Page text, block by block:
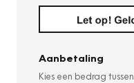
Aanbetaling
Kies een bedrag tussen